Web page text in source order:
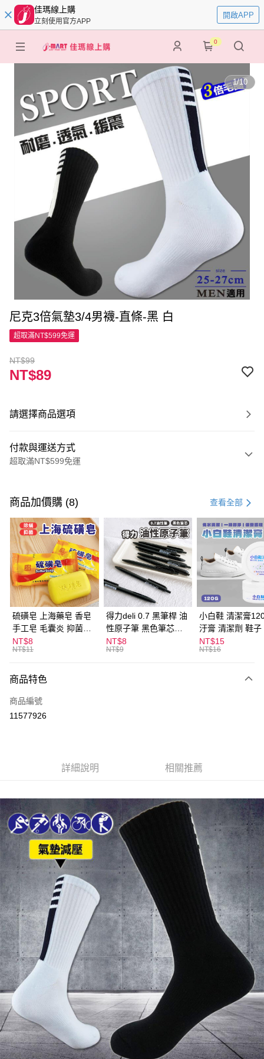
佳瑪線上購
立刻使用官方APP
開啟APP
0
1/10
尼克3倍氣墊3/4男襪-直條-黑 白
超取滿NT$599免運
NT$99
NT$89
請選擇商品選項
付款與運送方式
超取滿NT$599免運
信用卡一次付款
超商取貨付款
LINE Pay
Apple Pay
街口支付
悠遊付
ATM付款
全家取貨付款
每筆NT$60，滿NT$599(含以上)免運費
付款後全家取貨
每筆NT$60，滿NT$599(含以上)免運費
每筆NT$60，滿NT$599(含以上)免運費
宅配
每筆NT$120，滿NT$1,999(含以上)免運費
商品加價購 (8) 查看全部
硫磺皂 上海藥皂 香皂
手工皂 毛囊炎 抑菌除
蟎 清潔護膚 去油去痘
寵物皮膚病 狗狗貓咪
NT$8
NT$11
得力deli 0.7 黑筆桿 油
性原子筆 黑色筆芯
S304
NT$8
NT$9
小白鞋 清潔膏
汙膏 清潔劑 鞋子
漬 白皮鞋 鞋油
NT$15
NT$16
商品特色
商品編號
11577926
詳細說明 相關推薦